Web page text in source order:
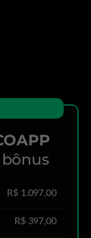
bônus
R$ 1.097,00
R$ 397,00